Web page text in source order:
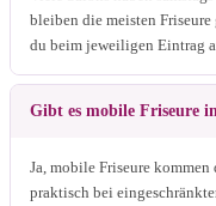
bleiben die meisten
du beim jeweiligen Eintrag
Gibt es mobile Friseure
Ja, mobile Friseure
praktisch bei